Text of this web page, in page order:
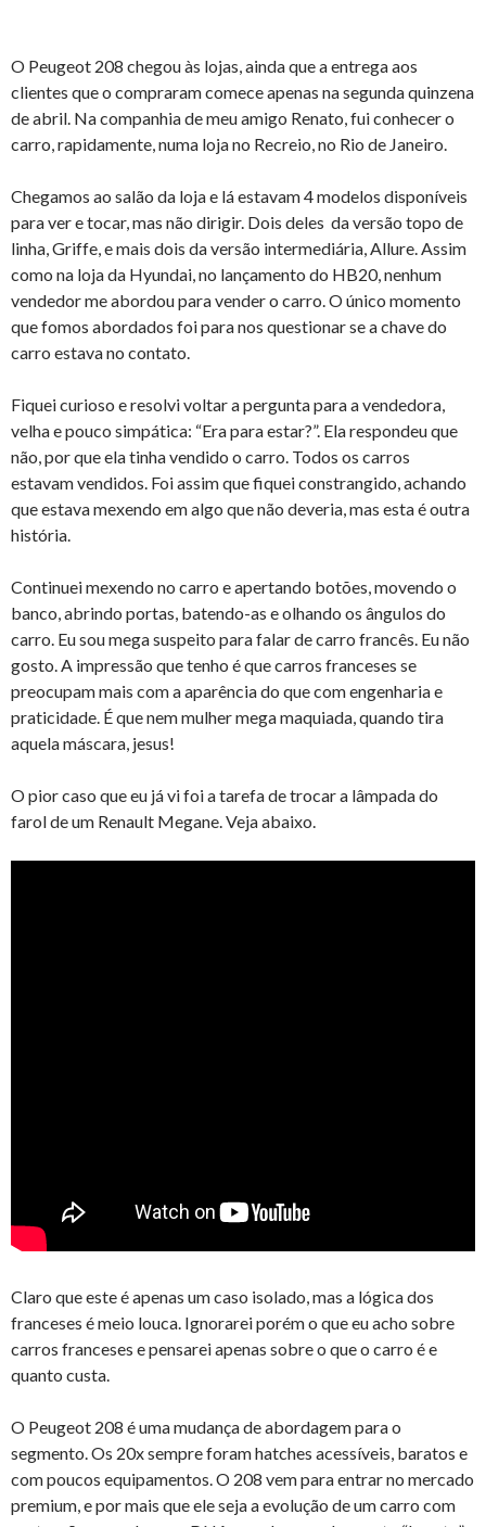
O Peugeot 208 chegou às lojas, ainda que a entrega aos
clientes que o compraram comece apenas na segunda quinzena
de abril. Na companhia de meu amigo Renato, fui conhecer o
carro, rapidamente, numa loja no Recreio, no Rio de Janeiro.
Chegamos ao salão da loja e lá estavam 4 modelos disponíveis
para ver e tocar, mas não dirigir. Dois deles da versão topo de
linha, Griffe, e mais dois da versão intermediária, Allure. Assim
como na loja da Hyundai, no lançamento do HB20, nenhum
vendedor me abordou para vender o carro. O único momento
que fomos abordados foi para nos questionar se a chave do
carro estava no contato.
Fiquei curioso e resolvi voltar a pergunta para a vendedora,
velha e pouco simpática: “Era para estar?”. Ela respondeu que
não, por que ela tinha vendido o carro. Todos os carros
estavam vendidos. Foi assim que fiquei constrangido, achando
que estava mexendo em algo que não deveria, mas esta é outra
história.
Continuei mexendo no carro e apertando botões, movendo o
banco, abrindo portas, batendo-as e olhando os ângulos do
carro. Eu sou mega suspeito para falar de carro francês. Eu não
gosto. A impressão que tenho é que carros franceses se
preocupam mais com a aparência do que com engenharia e
praticidade. É que nem mulher mega maquiada, quando tira
aquela máscara, jesus!
O pior caso que eu já vi foi a tarefa de trocar a lâmpada do
farol de um Renault Megane. Veja abaixo.
Claro que este é apenas um caso isolado, mas a lógica dos
franceses é meio louca. Ignorarei porém o que eu acho sobre
carros franceses e pensarei apenas sobre o que o carro é e
quanto custa.
O Peugeot 208 é uma mudança de abordagem para o
segmento. Os 20x sempre foram hatches acessíveis, baratos e
com poucos equipamentos. O 208 vem para entrar no mercado
premium, e por mais que ele seja a evolução de um carro com